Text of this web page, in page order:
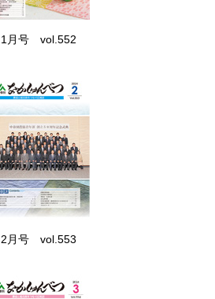
1月号 vol.552
2月号 vol.553